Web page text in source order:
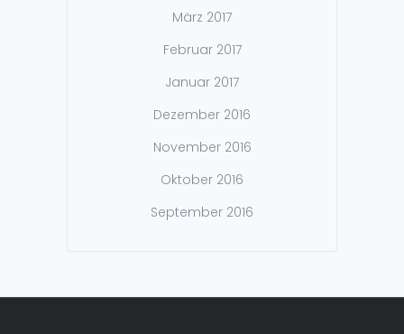
März 2017
Februar 2017
Januar 2017
Dezember 2016
November 2016
Oktober 2016
September 2016